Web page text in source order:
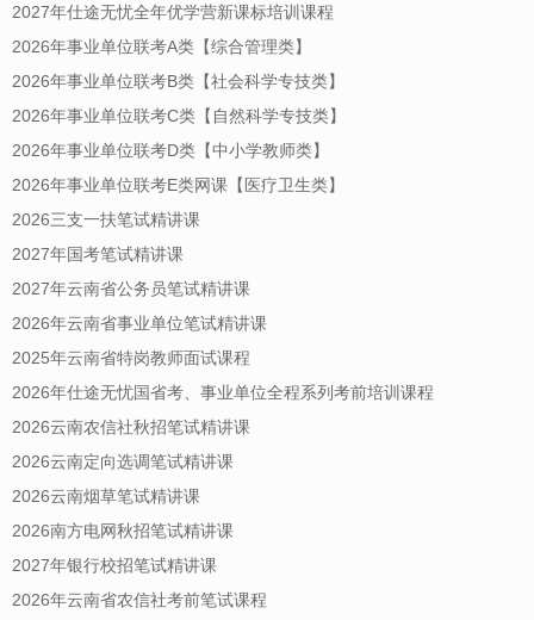
2027年仕途无忧全年优学营新课标培训课程
2026年事业单位联考A类【综合管理类】
2026年事业单位联考B类【社会科学专技类】
2026年事业单位联考C类【自然科学专技类】
2026年事业单位联考D类【中小学教师类】
2026年事业单位联考E类网课【医疗卫生类】
2026三支一扶笔试精讲课
2027年国考笔试精讲课
2027年云南省公务员笔试精讲课
2026年云南省事业单位笔试精讲课
2025年云南省特岗教师面试课程
2026年仕途无忧国省考、事业单位全程系列考前培训课程
2026云南农信社秋招笔试精讲课
2026云南定向选调笔试精讲课
2026云南烟草笔试精讲课
2026南方电网秋招笔试精讲课
2027年银行校招笔试精讲课
2026年云南省农信社考前笔试课程